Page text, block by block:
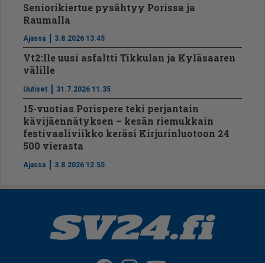
Seniorikiertue pysähtyy Porissa ja
Raumalla
Ajassa 3.8.2026 13.45
Vt2:lle uusi asfaltti Tikkulan ja Kyläsaaren
välille
Uutiset 31.7.2026 11.35
15-vuotias Porispere teki perjantain
kävijäennätyksen – kesän riemukkain
festivaaliviikko keräsi Kirjurinluotoon 24
500 vierasta
Ajassa 3.8.2026 12.55